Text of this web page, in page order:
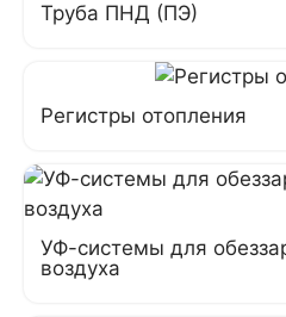
Труба ПНД (ПЭ)
Регистры отопления
УФ-системы для
воздуха